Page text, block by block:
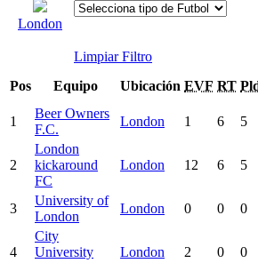
London
Limpiar Filtro
Pos
Equipo Ubicación EVF RT
1
Beer Owners
F.C.
London 1 6 5
2
London
kickaround
FC
London 12 6 5
3
University of
London
London 0 0 0
4
City
University
London 2 0 0